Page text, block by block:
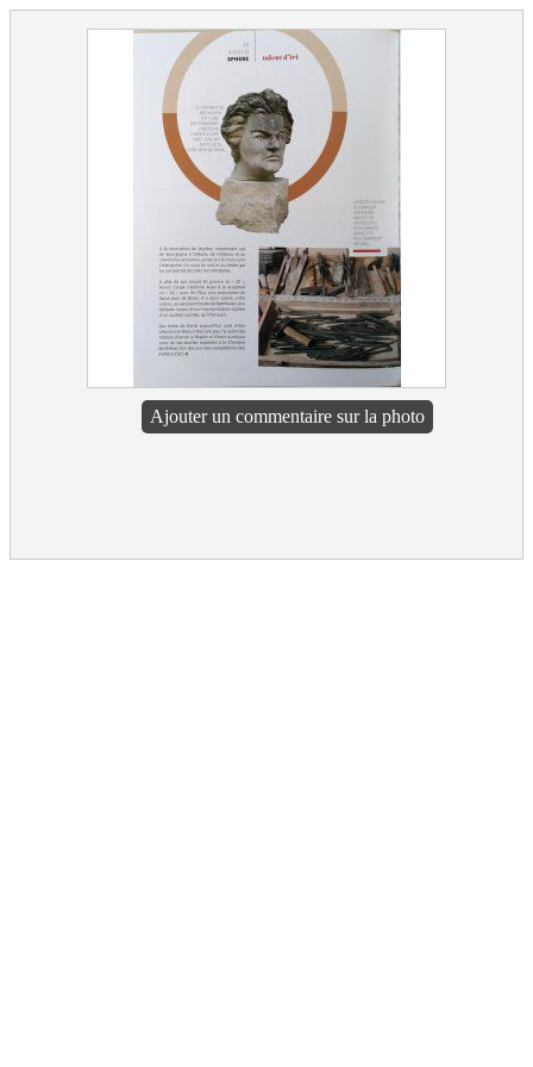
Ajouter un commentaire sur la photo